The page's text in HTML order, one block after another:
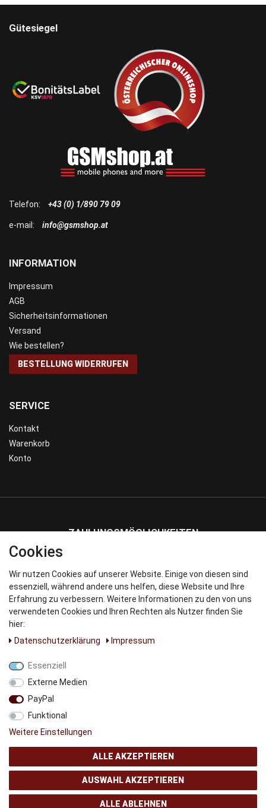
SERVICE
Kontakt
Warenkorb
Konto
INFORMATION
Impressum
AGB
Sicherheitsinformationen
Versand
Wie bestellen?
BESTELLUNG WIDERRUFEN
Telefon: +43 (0) 1/890 79 09
e-mail: info@gsmshop.at
Gütesiegel
ZAHLUNGSMÖGLICHKEITEN
WIR VERSENDEN MIT
© Copyright 2024 AB GSMshop.at GmbH. All rights reserved
Cookies
Wir nutzen Cookies auf unserer Website. Einige von diesen sind
essenziell, während andere uns helfen, diese Website und Ihre
Erfahrung zu verbessern. Weitere Informationen zu den von uns
verwendeten Cookies und Ihren Rechten als Nutzer finden Sie
hier:
Daten­schutz­erklärung
Impressum
Essenziell
Externe Medien
PayPal
Funktional
Weitere Einstellungen
ALLE AKZEPTIEREN
AUSWAHL AKZEPTIEREN
ALLE ABLEHNEN